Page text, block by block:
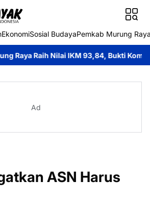
EkonomiSosial BudayaPemkab Murung
Nilai IKM 93,84, Bukti Komitmen
Ad
ASN Harus